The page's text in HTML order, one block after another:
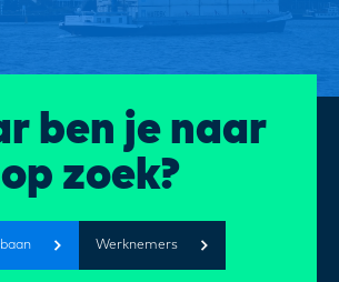
ben je naar
op zoek?
Werknemers